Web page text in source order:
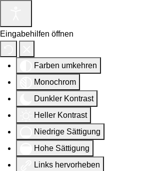
Eingabehilfen öffnen
Farben umkehren
Monochrom
Dunkler Kontrast
Heller Kontrast
Niedrige Sättigung
Hohe Sättigung
Links hervorheben